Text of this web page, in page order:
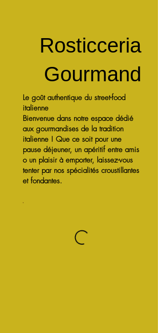
Rosticceria
Gourmand
Le goût authentique du street-food
italienne
Bienvenue dans notre espace dédié
aux gourmandises de la tradition
italienne ! Que ce soit pour une
pause déjeuner, un apéritif entre amis
o un plaisir à emporter, laissez-vous
tenter par nos spécialités croustillantes
et fondantes.